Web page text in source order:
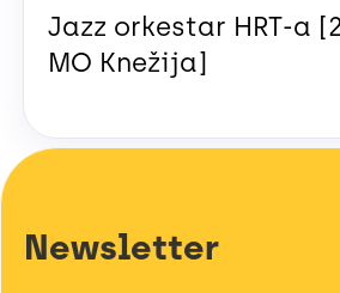
Jazz orkestar HRT-a
MO Knežija]
Newsletter